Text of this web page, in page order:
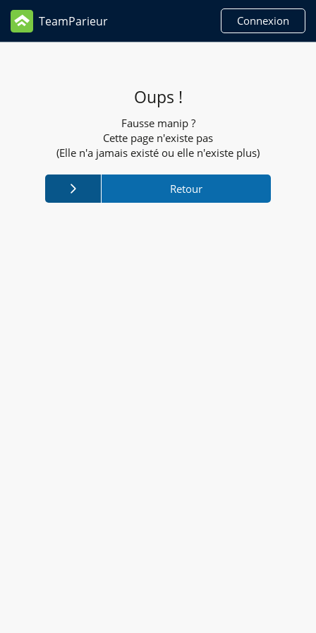
TeamParieur Connexion
Oups !
Fausse manip ?
Cette page n'existe pas
(Elle n'a jamais existé ou elle n'existe plus)
Retour